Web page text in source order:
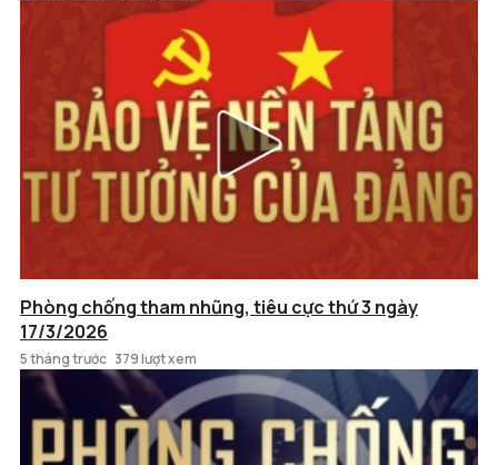
Phòng chống tham nhũng, tiêu cực thứ 3 ngày
17/3/2026
5 tháng trước 379 lượt xem